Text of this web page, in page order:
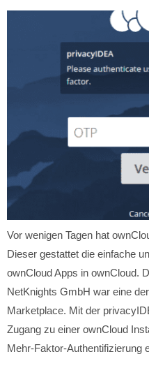
Vor wenigen Tagen hat
Dieser gestattet die einfache
ownCloud Apps in ownCloud.
NetKnights GmbH war eine
Marketplace. Mit der
Zugang zu einer ownCloud
Mehr-Faktor-Authentifizierung